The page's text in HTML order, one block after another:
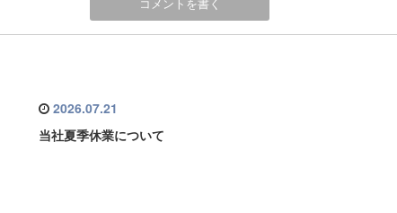
2026.07.21
当社夏季休業について